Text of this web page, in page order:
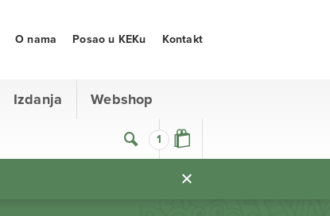
1
Izdanja Webshop
O nama Posao u KEKu Kontakt